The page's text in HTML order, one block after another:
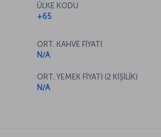
ÜLKE KODU
+65
ORT. KAHVE FİYATI
N/A
ORT. YEMEK FİYATI (2 KİŞİLİK)
N/A